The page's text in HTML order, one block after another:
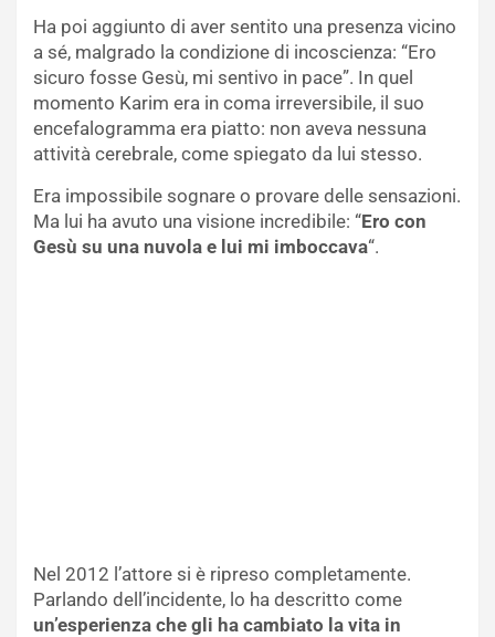
Ha poi aggiunto di aver sentito una presenza vicino
a sé, malgrado la condizione di incoscienza: “Ero
sicuro fosse Gesù, mi sentivo in pace”. In quel
momento Karim era in coma irreversibile, il suo
encefalogramma era piatto: non aveva nessuna
attività cerebrale, come spiegato da lui stesso.
Era impossibile sognare o provare delle sensazioni.
Ma lui ha avuto una visione incredibile: “Ero con
Gesù su una nuvola e lui mi imboccava“.
Nel 2012 l’attore si è ripreso completamente.
Parlando dell’incidente, lo ha descritto come
un’esperienza che gli ha cambiato la vita in